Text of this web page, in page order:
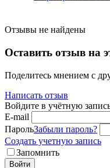
Отзывы не найдены
Оставить отзыв на
Поделитесь мнением с
Написать отзыв
Войдите в учётную
E-mail
ПарольЗабыли пароль?
Создать учетную запись
Запомнить
Войти